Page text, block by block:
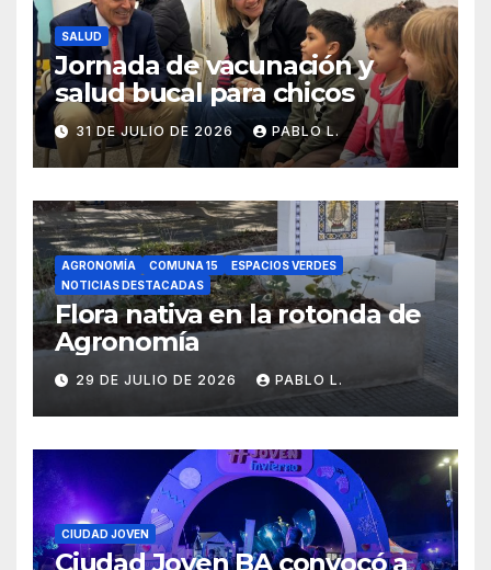
SALUD
Jornada de vacunación y
salud bucal para chicos
31 DE JULIO DE 2026 PABLO L.
AGRONOMÍA COMUNA 15
ESPACIOS VERDES
NOTICIAS DESTACADAS
Flora nativa en la rotonda de
Agronomía
29 DE JULIO DE 2026 PABLO L.
CIUDAD JOVEN
Ciudad Joven BA convocó a